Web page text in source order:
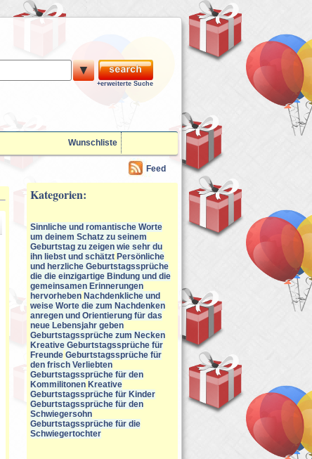
▼
+erweiterte Suche
Wunschliste
Feed
Kategorien:
Sinnliche und romantische Worte
um deinem Schatz zu seinem
Geburtstag zu zeigen wie sehr du
ihn liebst und schätzt Persönliche
und herzliche Geburtstagssprüche
die die einzigartige Bindung und die
gemeinsamen Erinnerungen
hervorheben Nachdenkliche und
weise Worte die zum Nachdenken
anregen und Orientierung für das
neue Lebensjahr geben
Geburtstagssprüche zum Necken
Kreative Geburtstagssprüche für
Freunde Geburtstagssprüche für
den frisch Verliebten
Geburtstagssprüche für den
Kommilitonen Kreative
Geburtstagssprüche für Kinder
Geburtstagssprüche für den
Schwiegersohn
Geburtstagssprüche für die
Schwiegertochter